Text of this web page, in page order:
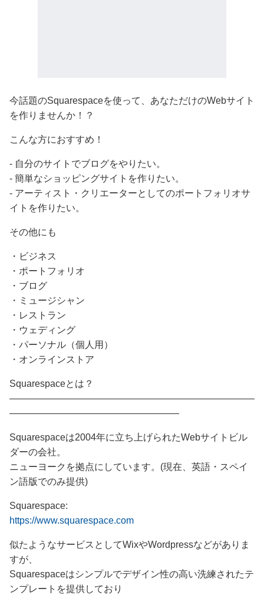
今話題のSquarespaceを使って、あなただけのWebサイト
を作りませんか！？
こんな方におすすめ！
- 自分のサイトでブログをやりたい。
- 簡単なショッピングサイトを作りたい。
- アーティスト・クリエーターとしてのポートフォリオサ
イトを作りたい。
その他にも
・ビジネス
・ポートフォリオ
・ブログ
・ミュージシャン
・レストラン
・ウェディング
・パーソナル（個人用）
・オンラインストア
Squarespaceとは？
——————————————————————————
——————————————————
Squarespaceは2004年に立ち上げられたWebサイトビル
ダーの会社。
ニューヨークを拠点にしています。(現在、英語・スペイ
ン語版でのみ提供)
Squarespace:
https://www.squarespace.com
似たようなサービスとしてWixやWordpressなどがありま
すが、
Squarespaceはシンプルでデザイン性の高い洗練されたテ
ンプレートを提供しており